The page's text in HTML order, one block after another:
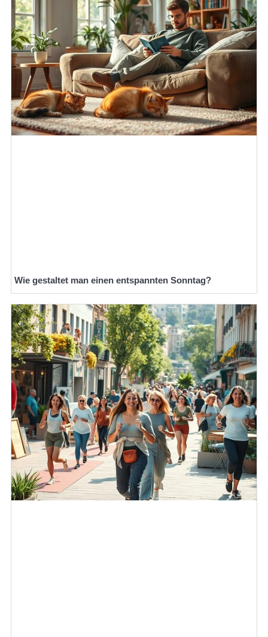
Wie gestaltet man einen entspannten Sonntag?